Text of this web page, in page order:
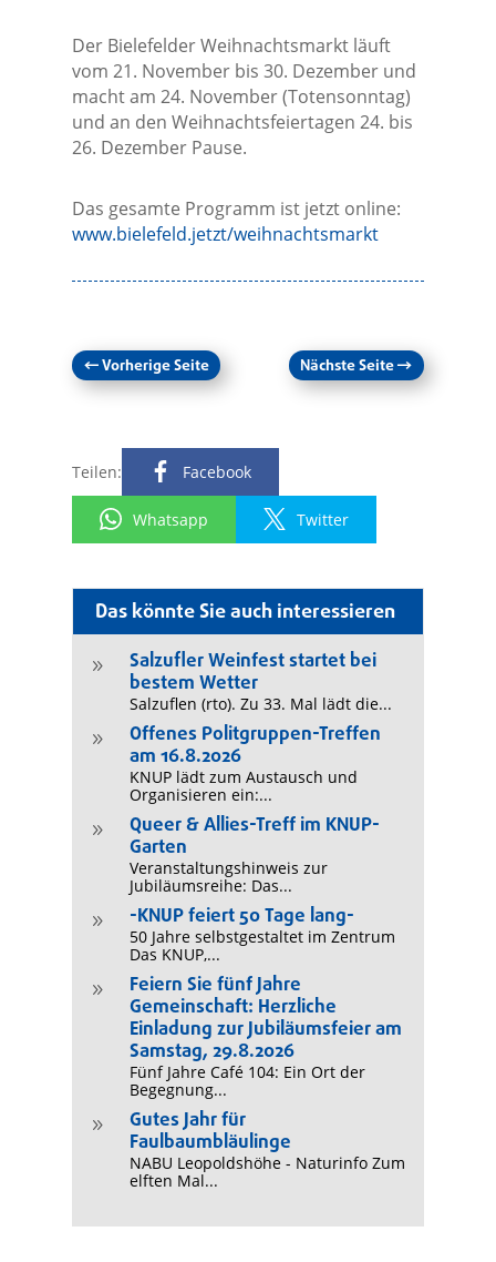
Das könnte Sie auch interessieren
9
Salzufler Weinfest startet bei
bestem Wetter
Salzuflen (rto). Zu 33. Mal lädt die...
9
Offenes Politgruppen-Treffen
am 16.8.2026
KNUP lädt zum Austausch und
Organisieren ein:...
9
Queer & Allies-Treff im KNUP-
Garten
Veranstaltungshinweis zur
Jubiläumsreihe: Das...
9 -KNUP feiert 50 Tage lang-
50 Jahre selbstgestaltet im Zentrum
Das KNUP,...
9
Feiern Sie fünf Jahre
Gemeinschaft: Herzliche
Einladung zur Jubiläumsfeier am
Samstag, 29.8.2026
Fünf Jahre Café 104: Ein Ort der
Begegnung...
9
Gutes Jahr für
Faulbaumbläulinge
NABU Leopoldshöhe - Naturinfo Zum
elften Mal...
Der Bielefelder Weihnachtsmarkt läuft
vom 21. November bis 30. Dezember und
macht am 24. November (Totensonntag)
und an den Weihnachtsfeiertagen 24. bis
26. Dezember Pause.
Das gesamte Programm ist jetzt online:
www.bielefeld.jetzt/weihnachtsmarkt
←Vorherige Seite Nächste Seite→
Teilen: Facebook
Whatsapp Twitter